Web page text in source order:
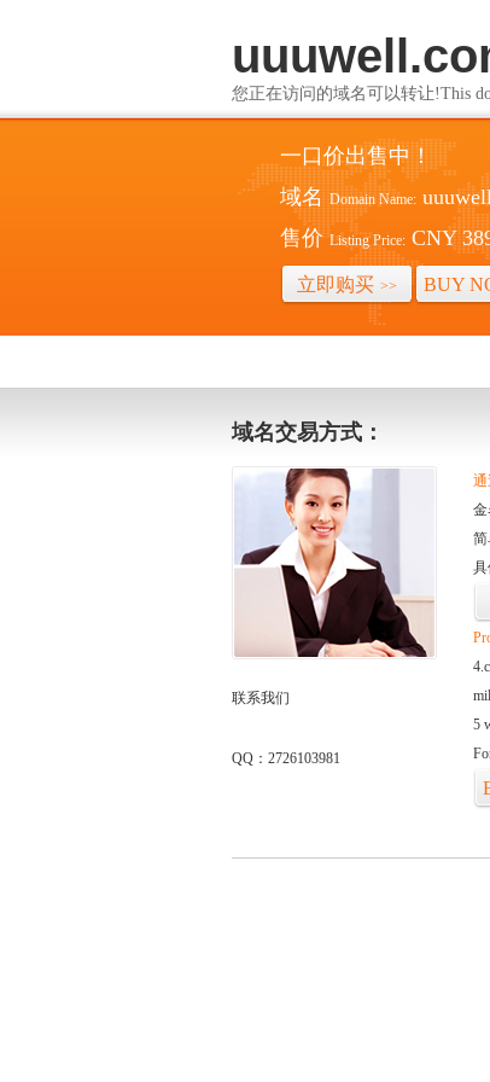
您正在访问的域名可以转让!This
一口价出售中！
域名 Domain Name:
售价 Listing Price: CNY
立即购买 >> BUY
域名交易方式：
联系我们
QQ：2726103981
通
金
简
5